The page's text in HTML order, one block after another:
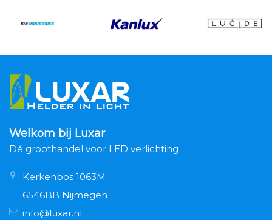
Welkom bij Luxar
Dé groothandel voor LED verlichting
Kerkenbos 1063M
6546BB Nijmegen
info@luxar.nl